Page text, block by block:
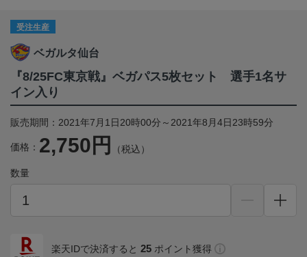
受注生産
ベガルタ仙台
『8/25FC東京戦』ベガパス5枚セット 選手1名サ
イン入り
販売期間：2021年7月1日20時00分～2021年8月4日23時59分
価格： 2,750円 （税込）
数量
楽天IDで決済すると 25 ポイント獲得